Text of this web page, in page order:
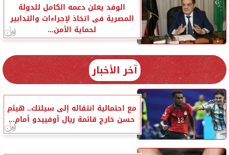
الوفد يعلن دعمه الكامل للدولة
المصرية فى اتخاذ لإجراءات والتدابير
لحماية الأمن...
آخر الأخبار
مع احتمالية انتقاله إلى سيلتك.. هيثم
حسن خارج قائمة ريال أوفييدو أمام...